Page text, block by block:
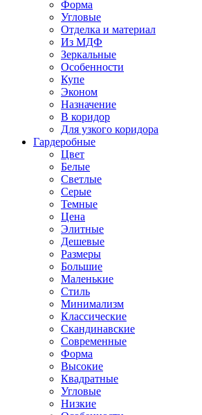
Форма
Угловые
Отделка и материал
Из МДФ
Зеркальные
Особенности
Купе
Эконом
Назначение
В коридор
Для узкого коридора
Гардеробные
Цвет
Белые
Светлые
Серые
Темные
Цена
Элитные
Дешевые
Размеры
Большие
Маленькие
Стиль
Минимализм
Классические
Скандинавские
Современные
Форма
Высокие
Квадратные
Угловые
Низкие